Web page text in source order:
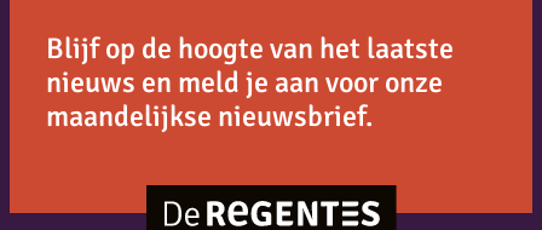
Blijf op de hoogte van het laatste
nieuws en meld je aan voor onze
maandelijkse nieuwsbrief.